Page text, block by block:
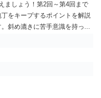
ましょう！第2回～第4回まで
をキープするポイントを解説
斜め漉きに苦手意識を持っ...